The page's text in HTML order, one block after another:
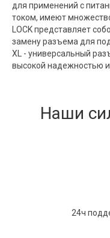
для применений с
током, имеют
LOCK представляет
замену разъема для
XL - универсальный
высокой надежностью
Наши
24ч